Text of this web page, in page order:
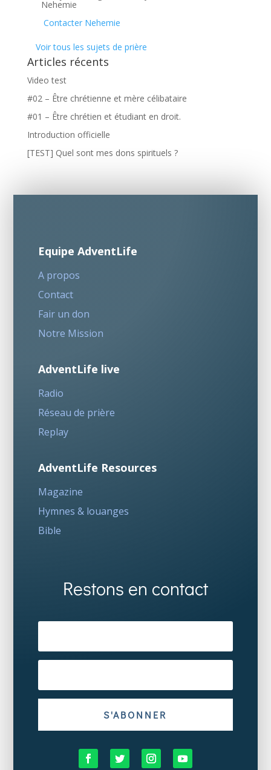
Nehemie
Contacter Nehemie
Voir tous les sujets de prière
Articles récents
Video test
#02 – Être chrétienne et mère célibataire
#01 – Être chrétien et étudiant en droit.
Introduction officielle
[TEST] Quel sont mes dons spirituels ?
Equipe AdventLife
A propos
Contact
Fair un don
Notre Mission
AdventLife live
Radio
Réseau de prière
Replay
AdventLife Resources
Magazine
Hymnes & louanges
Bible
Restons en contact
S'ABONNER